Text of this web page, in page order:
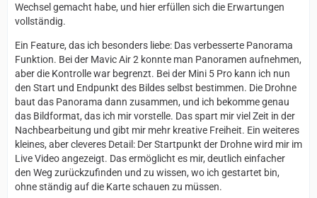
Wechsel gemacht habe, und hier erfüllen sich die Erwartungen
vollständig.
Ein Feature, das ich besonders liebe: Das verbesserte Panorama
Funktion. Bei der Mavic Air 2 konnte man Panoramen aufnehmen,
aber die Kontrolle war begrenzt. Bei der Mini 5 Pro kann ich nun
den Start und Endpunkt des Bildes selbst bestimmen. Die Drohne
baut das Panorama dann zusammen, und ich bekomme genau
das Bildformat, das ich mir vorstelle. Das spart mir viel Zeit in der
Nachbearbeitung und gibt mir mehr kreative Freiheit. Ein weiteres
kleines, aber cleveres Detail: Der Startpunkt der Drohne wird mir im
Live Video angezeigt. Das ermöglicht es mir, deutlich einfacher
den Weg zurückzufinden und zu wissen, wo ich gestartet bin,
ohne ständig auf die Karte schauen zu müssen.